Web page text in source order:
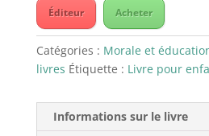
Éditeur Acheter
Catégories : Morale et
livres Étiquette : Livre pour
Informations sur le livre